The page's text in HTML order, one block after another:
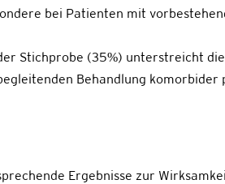
bei Patienten mit
Stichprobe (35%) unterstreicht
Behandlung komorbider
Ergebnisse zur